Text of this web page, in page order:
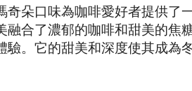
奇朵口味為咖啡愛好者提供了
融合了濃郁的咖啡和甜美的焦
驗。它的甜美和深度使其成為